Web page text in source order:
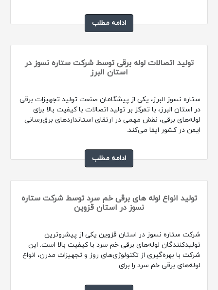
ادامه مطلب
تولید اتصالات لوله برقی توسط شرکت ستاره نسوز در
استان البرز
ستاره نسوز البرز، یکی از پیشگامان صنعت تولید تجهیزات برقی
در استان البرز، با تمرکز بر تولید اتصالات با کیفیت بالا برای
لوله‌های برقی، نقش مهمی در ارتقای استانداردهای برق‌رسانی
ایمن در کشور ایفا می‌کند.
ادامه مطلب
تولید انواع لوله های برقی خم سرد توسط شرکت ستاره
نسوز در استان قزوین
شرکت ستاره نسوز در استان قزوین یکی از پیشروترین
تولیدکنندگان لوله‌های برقی خم سرد با کیفیت بالا است. این
شرکت با بهره‌گیری از تکنولوژی‌های روز و تجهیزات مدرن، انواع
لوله‌های برقی خم سرد را برای